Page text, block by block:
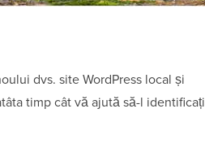
dvs. site WordPress local și
timp cât vă ajută să-l identificați